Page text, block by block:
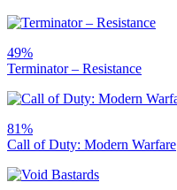
49%
Terminator – Resistance
81%
Call of Duty: Modern Warfare